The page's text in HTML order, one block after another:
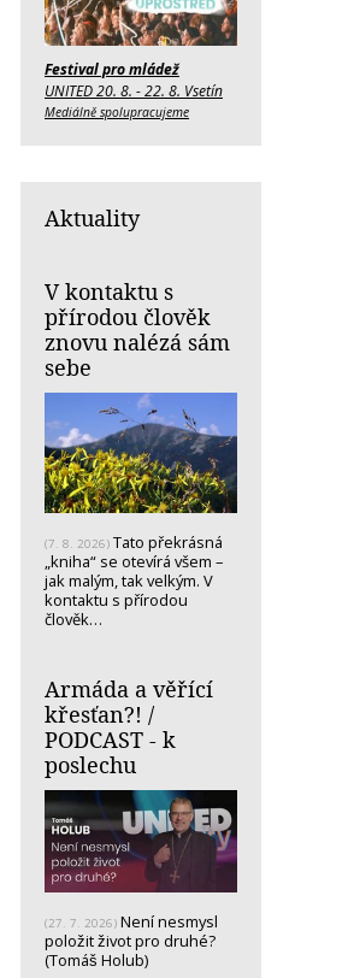
Festival pro mládež
UNITED 20. 8. - 22. 8. Vsetín
Mediálně spolupracujeme
Aktuality
V kontaktu s
přírodou člověk
znovu nalézá sám
sebe
(7. 8. 2026) Tato překrásná
„kniha“ se otevírá všem –
jak malým, tak velkým. V
kontaktu s přírodou
člověk…
Armáda a věřící
křesťan?! /
PODCAST - k
poslechu
(27. 7. 2026) Není nesmysl
položit život pro druhé?
(Tomáš Holub)